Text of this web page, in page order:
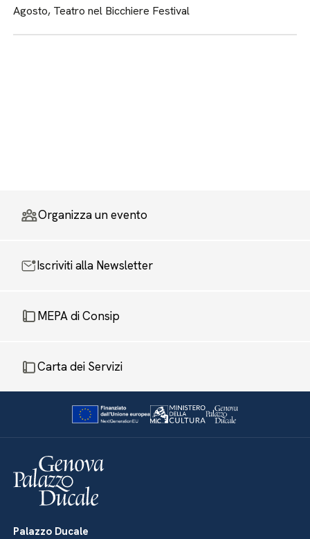
Agosto, Teatro nel Bicchiere Festival
Organizza un evento
Iscriviti alla Newsletter
MEPA di Consip
Carta dei Servizi
Palazzo Ducale